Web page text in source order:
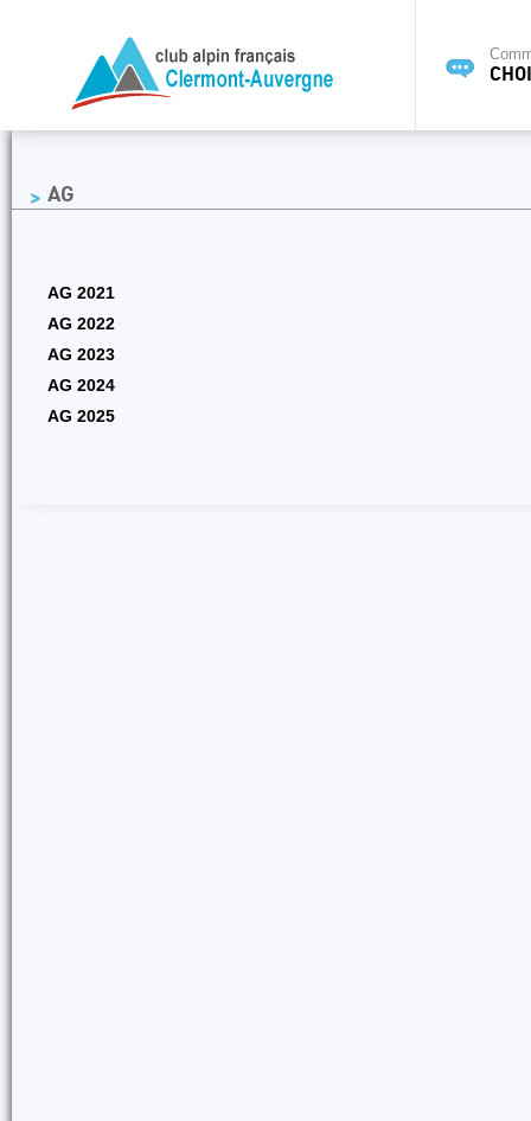
AG
AG 2021
AG 2022
AG 2023
AG 2024
AG 2025